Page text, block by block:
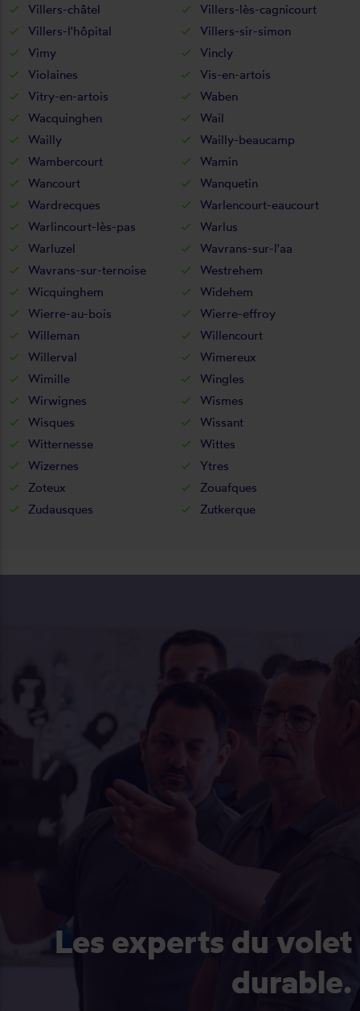
Villers-châtel
Villers-lès-cagnicourt
Villers-l'hôpital
Villers-sir-simon
Vimy
Vincly
Violaines
Vis-en-artois
Vitry-en-artois
Waben
Wacquinghen
Wail
Wailly
Wailly-beaucamp
Wambercourt
Wamin
Wancourt
Wanquetin
Wardrecques
Warlencourt-eaucourt
Warlincourt-lès-pas
Warlus
Warluzel
Wavrans-sur-l'aa
Wavrans-sur-ternoise
Westrehem
Wicquinghem
Widehem
Wierre-au-bois
Wierre-effroy
Willeman
Willencourt
Willerval
Wimereux
Wimille
Wingles
Wirwignes
Wismes
Wisques
Wissant
Witternesse
Wittes
Wizernes
Ytres
Zoteux
Zouafques
Zudausques
Zutkerque
Les experts du volet
durable.